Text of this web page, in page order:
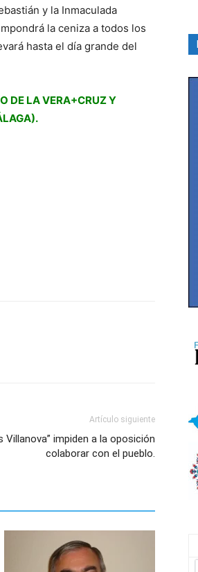
y la Inmaculada
la ceniza a todos los
hasta el día grande del
DE LA VERA+CRUZ Y
Artículo siguiente
Villanova” impiden a la oposición
colaborar con el pueblo.